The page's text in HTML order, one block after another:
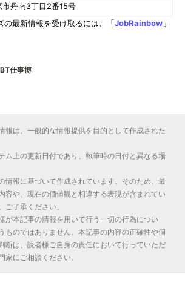
市丹南3丁目2番15号
の最新情報を受け取るには、「JobRainbow 」
仕事博
報は、一般的な情報提供を目的として作成された
ム上の更新日付であり、執筆時の日付と異なる場
情報に基づいて作成されています。そのため、最
容や、現在の価値観と相違する表現が含まれてい
ご了承ください。
が本記事の情報を用いて行う一切の行為につい
ものではありません。本記事の内容の正確性や個
断は、読者様ご自身の責任において行っていただ
家にご相談ください。